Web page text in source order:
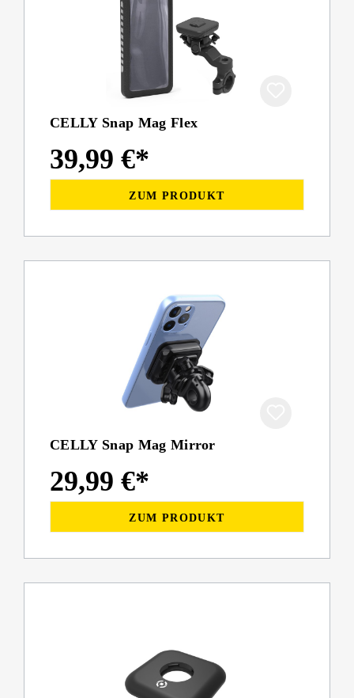
CELLY Snap Mag Flex
39,99 €*
ZUM PRODUKT
CELLY Snap Mag Mirror
29,99 €*
ZUM PRODUKT